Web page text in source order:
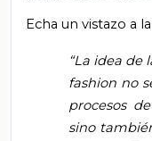
Echa un vistazo a
“La idea de
fashion no
procesos
sino